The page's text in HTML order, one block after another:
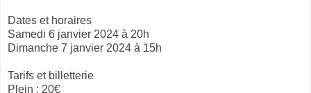
Dates et horaires
Samedi 6 janvier 2024 à 20h
Dimanche 7 janvier 2024 à 15h
Tarifs et billetterie
Plein : 20€